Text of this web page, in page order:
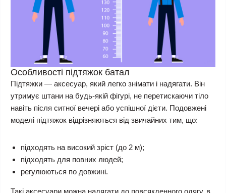
Особливості підтяжок батал
Підтяжки — аксесуар, який легко знімати і надягати. Він
утримує штани на будь-якій фігурі, не перетискаючи тіло
навіть після ситної вечері або успішної дієти. Подовжені
моделі підтяжок відрізняються від звичайних тим, що:
підходять на високий зріст (до 2 м);
підходять для повних людей;
регулюються по довжині.
Такі аксесуари можна надягати до повсякденного одягу, в